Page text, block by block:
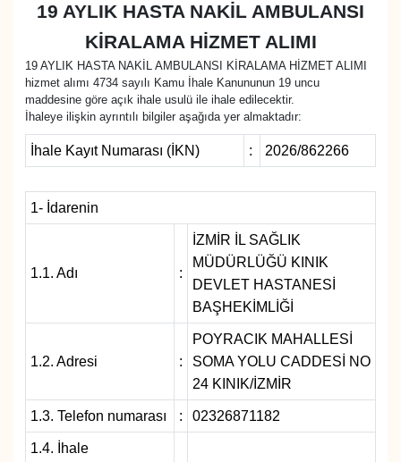
19 AYLIK HASTA NAKİL AMBULANSI
KİRALAMA HİZMET ALIMI
19 AYLIK HASTA NAKİL AMBULANSI KİRALAMA HİZMET ALIMI
hizmet alımı 4734 sayılı Kamu İhale Kanununun 19 uncu
maddesine göre açık ihale usulü ile ihale edilecektir.
İhaleye ilişkin ayrıntılı bilgiler aşağıda yer almaktadır:
İhale Kayıt Numarası (İKN) : 2026/862266
1- İdarenin
1.1. Adı :
İZMİR İL SAĞLIK
MÜDÜRLÜĞÜ KINIK
DEVLET HASTANESİ
BAŞHEKİMLİĞİ
1.2. Adresi :
POYRACIK MAHALLESİ
SOMA YOLU CADDESİ NO
24 KINIK/İZMİR
1.3. Telefon numarası : 02326871182
1.4. İhale
MAGAZİN
POLİTİKA
SAĞLIK
SPOR
Haber Arşivi